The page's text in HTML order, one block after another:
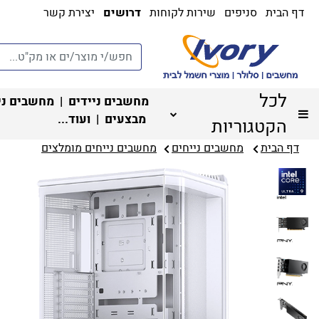
דף הבית סניפים שירות לקוחות דרושים יצירת קשר
לכל
הקטגוריות
מחשבים ניידים | מחשבים
מבצעים | ועוד...
דף הבית מחשבים נייחים מחשבים נייחים מומלצים‏